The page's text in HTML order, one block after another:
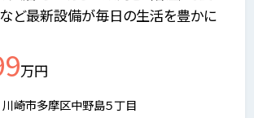
ど最新設備が毎日の生活を豊かに
万円
川崎市多摩区中野島５丁目